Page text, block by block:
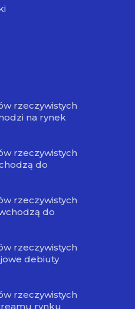
rzeczywistych
na rynek
rzeczywistych
do
rzeczywistych
do
rzeczywistych
debiuty
rzeczywistych
rynku